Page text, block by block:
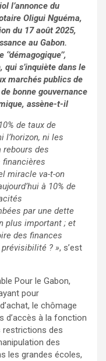
l’annonce du
Oligui Nguéma,
du 17 août 2025,
au Gabon.
qui s’inquiète dans le
marchés publics de
bonne gouvernance
assène-t-il
de taux de
l’horizon, ni les
des
miracle va-t-on
à 10% de
par une dette
plus important ; et
des finances
? », s’est
Pour le Gabon,
pour
le chômage
d’accès à la fonction
restrictions des
des
les grandes écoles,